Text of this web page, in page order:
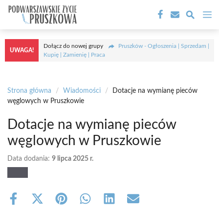
Przejdź
treści
UWAGA!
Dołącz do nowej grupy
Pruszków - Ogłoszenia | Sprzedam |
Kupię | Zamienię | Praca
Strona główna / Wiadomości /
Dotacje na wymianę pieców
węglowych w Pruszkowie
Dotacje na wymianę pieców
węglowych w Pruszkowie
Data dodania: 9 lipca 2025 r.
Share
Share Share Share Share Share